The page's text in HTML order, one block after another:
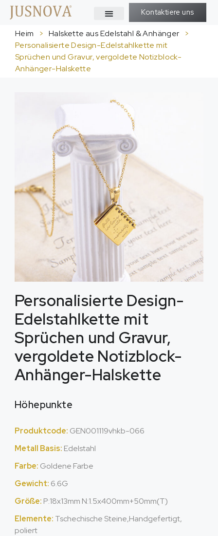
Kontaktiere uns
Heim > Halskette aus Edelstahl & Anhänger
>
Personalisierte Design-Edelstahlkette mit
Sprüchen und Gravur, vergoldete Notizblock-
Anhänger-Halskette
Personalisierte Design-
Edelstahlkette mit
Sprüchen und Gravur,
vergoldete Notizblock-
Anhänger-Halskette
Höhepunkte
Produktcode: GEN001119vhkb-066
Metall Basis: Edelstahl
Farbe: Goldene Farbe
Gewicht: 6.6G
Größe: P:18x13mm N:1.5x400mm+50mm(T)
Elemente: Tschechische Steine,Handgefertigt,
poliert